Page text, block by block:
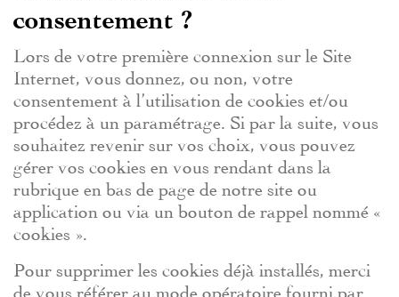
consentement ?
Lors de votre première connexion sur le Site
Internet, vous donnez, ou non, votre
consentement à l’utilisation de cookies et/ou
procédez à un paramétrage. Si par la suite, vous
souhaitez revenir sur vos choix, vous pouvez
gérer vos cookies en vous rendant dans la
rubrique en bas de page de notre site ou
application ou via un bouton de rappel nommé «
cookies ».
Pour supprimer les cookies déjà installés, merci
de vous référer au mode opératoire fourni par